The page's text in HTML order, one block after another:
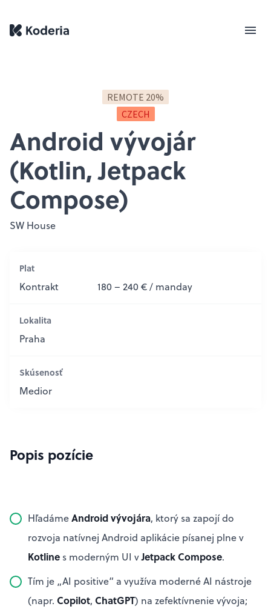
REMOTE 20%
CZECH
Android vývojár
(Kotlin, Jetpack
Compose)
SW House
Plat
Kontrakt 180 – 240 € / manday
Lokalita
Praha
Skúsenosť
Medior
Popis pozície
HľadámeAndroid vývojára, ktorý sa zapojí do
rozvoja natívnej Android aplikácie písanej plne v
Kotline s moderným UI vJetpack Compose.
Tím je „AI positive“ a využíva moderné AI nástroje
(napr. Copilot, ChatGPT) na zefektívnenie vývoja;